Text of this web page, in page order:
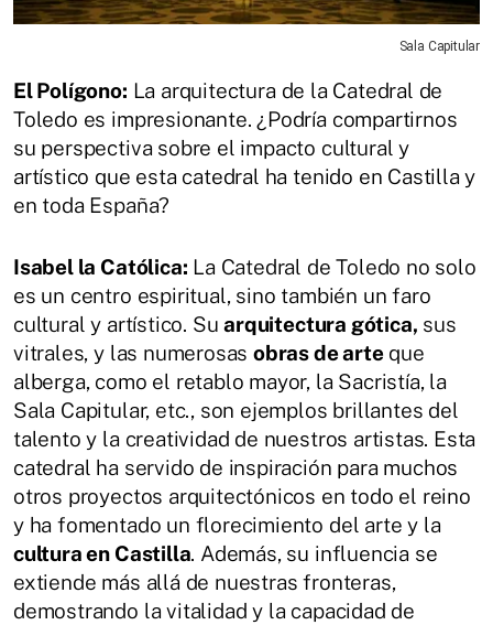
Sala Capitular
El Polígono: La arquitectura de la Catedral de
Toledo es impresionante. ¿Podría compartirnos
su perspectiva sobre el impacto cultural y
artístico que esta catedral ha tenido en Castilla y
en toda España?
Isabel la Católica: La Catedral de Toledo no solo
es un centro espiritual, sino también un faro
cultural y artístico. Suarquitectura gótica, sus
vitrales, y las numerosasobras de arteque
alberga, como el retablo mayor, la Sacristía, la
Sala Capitular, etc., son ejemplos brillantes del
talento y la creatividad de nuestros artistas. Esta
catedral ha servido de inspiración para muchos
otros proyectos arquitectónicos en todo el reino
y ha fomentado un florecimiento del arte y la
cultura en Castilla. Además, su influencia se
extiende más allá de nuestras fronteras,
demostrando la vitalidad y la capacidad de